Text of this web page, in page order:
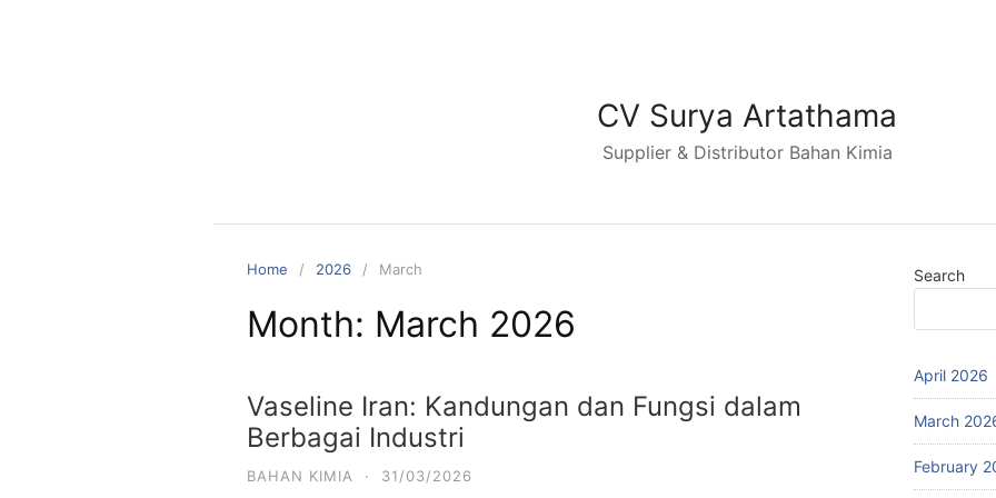
CV Surya Artathama
Supplier & Distributor Bahan Kimia
Home 2026 March
Month: March 2026
Vaseline Iran: Kandungan dan Fungsi dalam
Berbagai Industri
BAHAN KIMIA · 31/03/2026
Search
April 2026
March
February